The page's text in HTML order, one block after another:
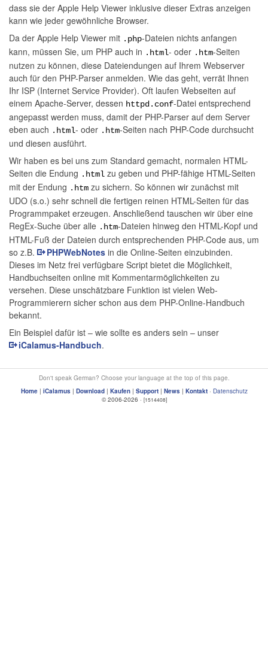
dass sie der Apple Help Viewer inklusive dieser Extras anzeigen
kann wie jeder gewöhnliche Browser.
Da der Apple Help Viewer mit .php-Dateien nichts anfangen
kann, müssen Sie, um PHP auch in .html- oder .htm-Seiten
nutzen zu können, diese Dateiendungen auf Ihrem Webserver
auch für den PHP-Parser anmelden. Wie das geht, verrät Ihnen
Ihr ISP (Internet Service Provider). Oft laufen Webseiten auf
einem Apache-Server, dessen httpd.conf-Datei entsprechend
angepasst werden muss, damit der PHP-Parser auf dem Server
eben auch .html- oder .htm-Seiten nach PHP-Code durchsucht
und diesen ausführt.
Wir haben es bei uns zum Standard gemacht, normalen HTML-
Seiten die Endung .html zu geben und PHP-fähige HTML-Seiten
mit der Endung .htm zu sichern. So können wir zunächst mit
UDO (s.o.) sehr schnell die fertigen reinen HTML-Seiten für das
Programmpaket erzeugen. Anschließend tauschen wir über eine
RegEx-Suche über alle .htm-Dateien hinweg den HTML-Kopf und
HTML-Fuß der Dateien durch entsprechenden PHP-Code aus, um
so z.B.
PHPWebNotes in die Online-Seiten einzubinden.
Dieses im Netz frei verfügbare Script bietet die Möglichkeit,
Handbuchseiten online mit Kommentarmöglichkeiten zu
versehen. Diese unschätzbare Funktion ist vielen Web-
Programmierern sicher schon aus dem PHP-Online-Handbuch
bekannt.
Ein Beispiel dafür ist – wie sollte es anders sein – unser
iCalamus-Handbuch.
Don't speak German? Choose your language at the top of this page.
Home| iCalamus| Download| Kaufen| Support| News| Kontakt· Datenschutz
© 2006-2026 · [1514408]